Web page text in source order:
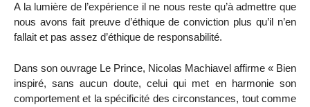
A la lumière de l’expérience il ne nous reste qu’à admettre que
nous avons fait preuve d’éthique de conviction plus qu’il n’en
fallait et pas assez d’éthique de responsabilité.
Dans son ouvrage Le Prince, Nicolas Machiavel affirme « Bien
inspiré, sans aucun doute, celui qui met en harmonie son
comportement et la spécificité des circonstances, tout comme